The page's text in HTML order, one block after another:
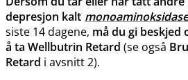
depresjon kalt monoaminoksidase
siste 14 dagene, må du gi beskjed
å ta Wellbutrin Retard (se også
Retard i avsnitt 2).